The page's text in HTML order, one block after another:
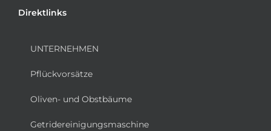
Direktlinks
UNTERNEHMEN
Pflückvorsätze
Oliven- und Obstbäume
Getridereinigungsmaschine